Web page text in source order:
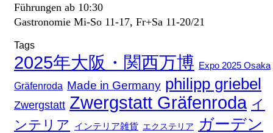
Führungen ab 10:30
Gastronomie Mi-So 11-17, Fr+Sa 11-20/21
Tags
2025年大阪・関西万博 Expo 2025 Osaka
Gräfenroda Made in Germany philipp griebel
Zwergstatt Zwergstatt Gräfenroda イ
ンテリア インテリア雑貨 エクステリア
ガーデン